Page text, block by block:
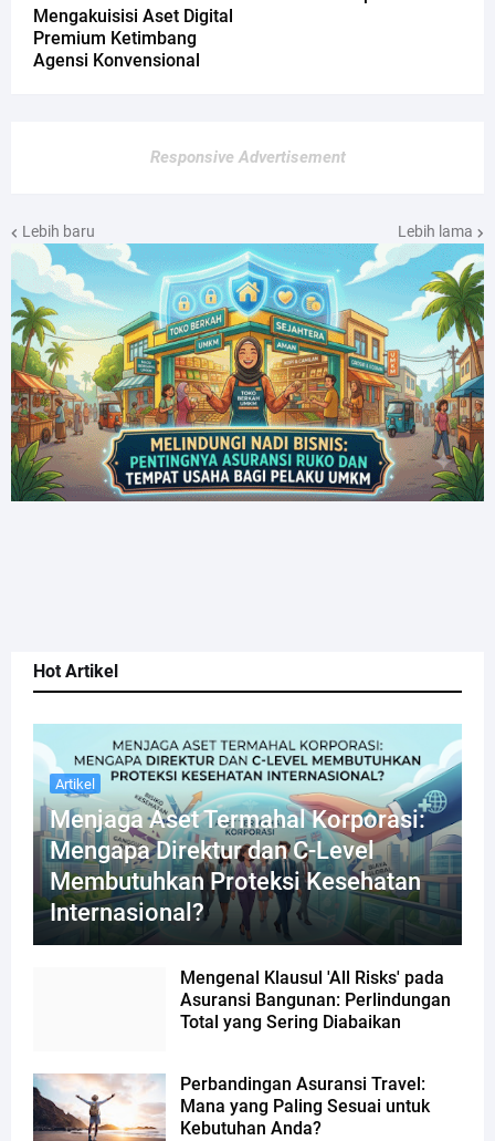
Hot Artikel
Artikel
Menjaga Aset Termahal Korporasi:
Mengapa Direktur dan C-Level
Membutuhkan Proteksi Kesehatan
Internasional?
Mengenal Klausul 'All Risks' pada
Asuransi Bangunan: Perlindungan
Total yang Sering Diabaikan
Perbandingan Asuransi Travel:
Mana yang Paling Sesuai untuk
Kebutuhan Anda?
Mengakuisisi Aset Digital
Premium Ketimbang
Agensi Konvensional
Responsive Advertisement
Lebih baru Lebih lama